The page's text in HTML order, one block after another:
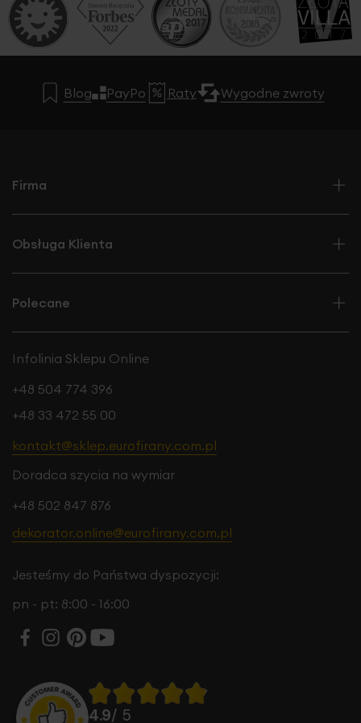
Blog PayPo Raty Wygodne zwroty
Firma
Obsługa Klienta
Polecane
Infolinia Sklepu Online
+48 504 774 396
+48 33 472 55 00
kontakt@sklep.eurofirany.com.pl
Doradca szycia na wymiar
+48 502 847 876
dekorator.online@eurofirany.com.pl
Jesteśmy do Państwa dyspozycji:
pn - pt: 8:00 - 16:00
4.9/ 5